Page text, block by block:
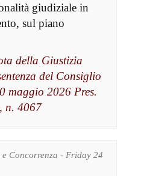
giudiziale in
sul piano
della Giustizia
del Consiglio
maggio 2026 Pres.
n. 4067
Concorrenza - Friday 24